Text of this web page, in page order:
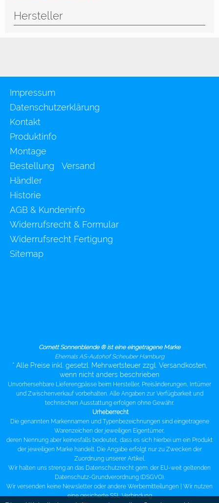
Hersteller
Impressum
Datenschutzerklärung
Kontakt
Produktinfo
Montage
Bestellung Versand
Händler
Historie
AGB & Kundeninfo
Widerrufsrecht & Formular
Widerrufsrecht Fertigung
Sitemap
Cornett Sonnenblende ® ist eine eingetragene Marke
Ehemals AS-Autohof Scheuber Hamburg
* Alle Preise inkl. gesetzl. Mehrwertsteuer zzgl. Versandkosten,
wenn nicht anders beschrieben
Unvorhersehbare Lieferengpässe beim Hersteller, Preisänderungen, Irrtümer
und Zwischenverkauf vorbehalten. Alle Angaben zur Verfügbarkeit und
technischen Ausstattung erfolgen ohne Gewähr.
Urheberrecht
Die genannten Markennamen und Typenbezeichnungen sind eingetragene
Warenzeichen der jeweiligen Eigentümer,
deren Nennung aber keinesfalls bedeutet, dass es sich hierbei um ein Produkt
der jeweiligen Marke handelt. Die Angabe erfolgt nur zu Zwecken der
Zuordnung unserer Artikel.
Wir halten uns streng an das Datenschutzrecht gem. der EU-weit geltenden
Datenschutz-Grundverordnung (DSGVO).
Wir versenden keine Newsletter oder andere Werbemitteilungen | Wir nutzen
eine gesicherte SSL Verbindung